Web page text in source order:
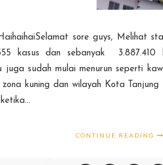
sore guys, Melihat
kasus dan sebanyak 3.887.410
juga sudah mulai menurun seperti
kuning dan wilayah Kota
CONTINUE READING